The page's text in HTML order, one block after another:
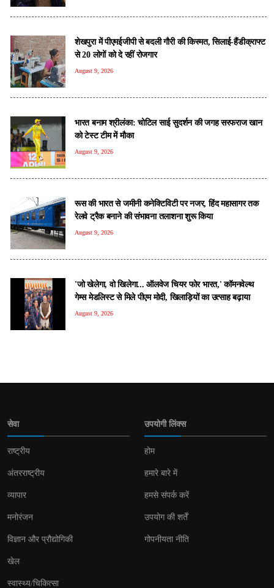
शेखपुरा में पीएमईजीपी से बदली गौरी की किस्मत, सिलाई-हैंडीक्राफ्ट
से 20 लोगों को दे रहीं रोजगार
August 9, 2026
भारत बनाम श्रीलंका: चोटिल साई सुदर्शन की जगह सरफराज खान
को टेस्ट टीम में मौका
August 9, 2026
रूस की भारत से जमीनी कनेक्टिविटी पर नजर, हिंद महासागर तक
रेलवे ट्रैक बनाने की संभावना तलाशना शुरू किया
August 9, 2026
'जो खेलेगा, वो खिलेगा... ऑलवेज चियर फोर भारत,' कॉमनवेल्थ
गेम्स मेडलिस्ट से मिले पीएम मोदी, खिलाड़ियों का उत्साह बढ़ाया
August 9, 2026
सेवा
राष्ट्रीय
अंतरराष्ट्रीय
व्यापार
मनोरंजन
विज्ञान और प्रौद्योगिकी
खेल
स्वास्थ्य/चिकित्सा
उपयोगी लिंक्स
होम
हमारे बारे में
हमसे संपर्क करें
उपयोग की शर्तें
गोपनीयता नीति